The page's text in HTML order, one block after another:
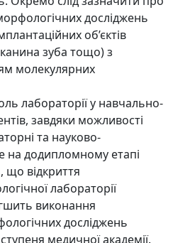
досліджень
об’єктів
зуба тощо) з
молекулярних
лабораторії у навчально-
завдяки можливості
та науково-
на додипломному етапі
що відкриття
лабораторії
виконання
досліджень
медичної академії.